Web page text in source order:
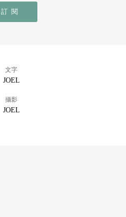
訂閱
文字
JOEL
攝影
JOEL